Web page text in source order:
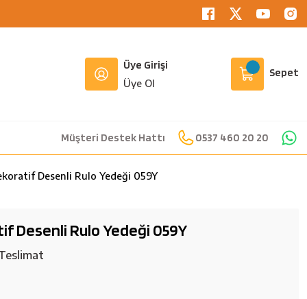
Üye Girişi
Üye Ol
Sepet
Müşteri Destek Hattı 0537 460 20 20
Desenli Rulo Yedeği 059Y
Desenli Rulo Yedeği 059Y